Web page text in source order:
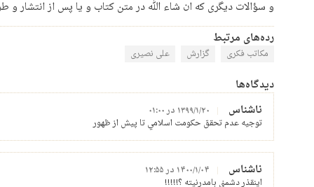
و سؤالات دیگری که ان شاء ﷲ در متن کتاب و یا پس از انتشار و
رده‌های مرتبط
مکاتب فکری گزارش علی نصیری
دیدگاه‌ها
ناشناس
۱۳۹۹/۱/۲۰ در ۰۱:۰۰
توجيه عدم تحقق حكومت اسلامي تا پيش از ظهور
ناشناس
۱۴۰۰/۱/۰۴ در ۱۲:۵۵
اینقذر دشمنی بامدرنیته ؟!!!!!